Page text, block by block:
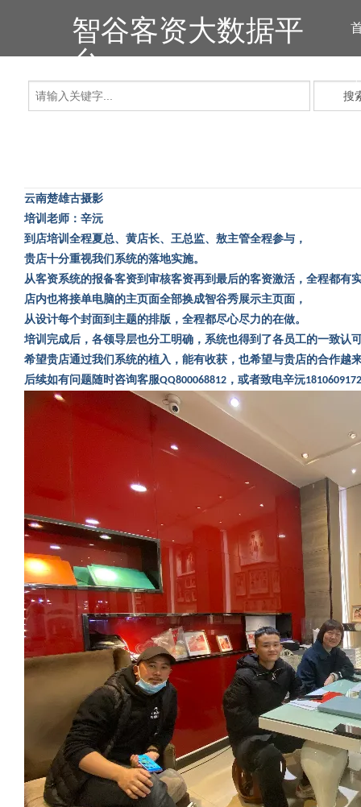
智谷客资大数据平
台
搜
云南楚雄古摄影
培训老师：辛沅
到店培训全程夏总、黄店长、王总监、敖主管全程参与，
贵店十分重视我们系统的落地实施。
从客资系统的报备客资到审核客资再到最后的客资激活，全程都有
店内也将接单电脑的主页面全部换成智谷秀展示主页面，
从设计每个封面到主题的排版，全程都尽心尽力的在做。
培训完成后，各领导层也分工明确，系统也得到了各员工的一致认
希望贵店通过我们系统的植入，能有收获，也希望与贵店的合作越
后续如有问题随时咨询客服QQ800068812 ，或者致电辛沅